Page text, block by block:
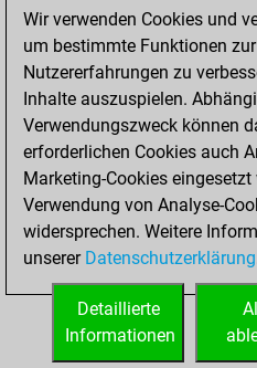
Bauernopfer
Matt auf vollem Brett
Bauer setzt Matt
Erstickte Matts
Unterverwandlungen
Türme auf der siebten
STARTSEITE
Wir verwenden Cookies und
um bestimmte Funktionen
Nutzererfahrungen zu
Inhalte auszuspielen.
Verwendungszweck können
erforderlichen Cookies auch
Marketing-Cookies eingesetzt
Verwendung von Analyse-
widersprechen. Weitere
unserer Datenschutzerklärung
Detaillierte
Informationen